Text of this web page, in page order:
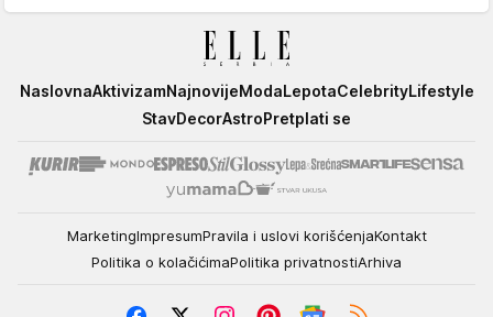
Elle
NaslovnaAktivizamNajnovijeModaLepotaCelebrityLifestyle
StavDecorAstroPretplati se
MarketingImpresumPravila i uslovi korišćenjaKontakt
Politika o kolačićimaPolitika privatnostiArhiva